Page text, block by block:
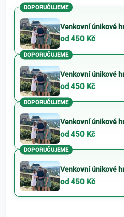
DOPORUČUJEME
Venkovní únikové
od 450 Kč
DOPORUČUJEME
Venkovní únikové
od 450 Kč
DOPORUČUJEME
Venkovní únikové
od 450 Kč
DOPORUČUJEME
Venkovní únikové
od 450 Kč